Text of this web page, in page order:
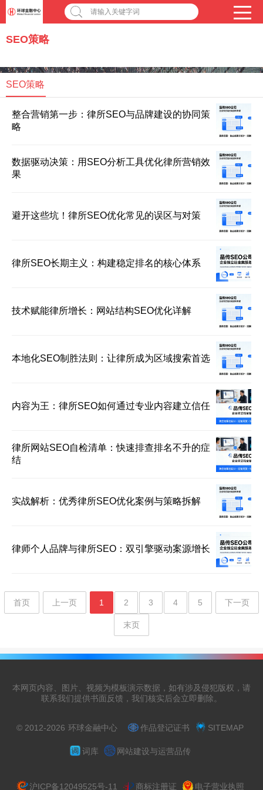
请输入关键字词
SEO策略
SEO策略
整合营销第一步：律所SEO与品牌建设的协同策
略
数据驱动决策：用SEO分析工具优化律所营销效
果
避开这些坑！律所SEO优化常见的误区与对策
律所SEO长期主义：构建稳定排名的核心体系
技术赋能律所增长：网站结构SEO优化详解
本地化SEO制胜法则：让律所成为区域搜索首选
内容为王：律所SEO如何通过专业内容建立信任
律所网站SEO自检清单：快速排查排名不升的症
结
实战解析：优秀律所SEO优化案例与策略拆解
律师个人品牌与律所SEO：双引擎驱动案源增长
首页 上一页 1 2 3 4 5 下一页
末页
本网页内容、图片、视频为模板演示数据，如有涉及侵犯版权，请
联系我们提供书面反馈，我们核实后会立即删除。
© 2012-2026 环球金融中心 作品登记证书 SITEMAP
词库 网站建设与运营品传
沪ICP备12049525号-11 商标注册证 电子营业执照